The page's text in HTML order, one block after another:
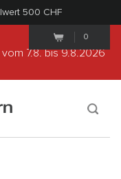
500 CHF
0
vom 7.8.bis 9.8.2026